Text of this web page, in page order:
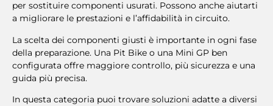
per sostituire componenti usurati. Possono anche aiutarti
a migliorare le prestazioni e l’affidabilità in circuito.
La scelta dei componenti giusti è importante in ogni fase
della preparazione. Una Pit Bike o una Mini GP ben
configurata offre maggiore controllo, più sicurezza e una
guida più precisa.
In questa categoria puoi trovare soluzioni adatte a diversi